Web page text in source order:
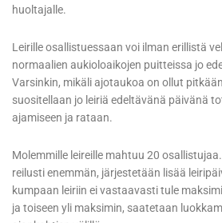
huoltajalle.
Leirille osallistuessaan voi ilman erillistä
normaalien aukioloaikojen puitteissa jo
Varsinkin, mikäli ajotaukoa on ollut
suositellaan jo leiriä edeltävänä päivänä
ajamiseen ja rataan.
Molemmille leireille mahtuu 20
reilusti enemmän, järjestetään lisää
kumpaan leiriin ei vastaavasti tule
ja toiseen yli maksimin, saatetaan